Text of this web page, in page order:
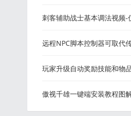
刺客辅助战士基本调法视频-
远程NPC脚本控制器可取代
玩家升级自动奖励技能和物
傲视千雄一键端安装教程图